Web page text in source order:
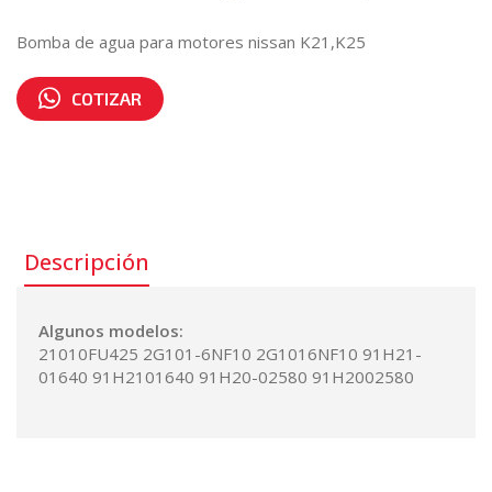
Bomba de agua para motores nissan K21,K25
COTIZAR
Descripción
Algunos modelos:
21010FU425 2G101-6NF10 2G1016NF10 91H21-
01640 91H2101640 91H20-02580 91H2002580